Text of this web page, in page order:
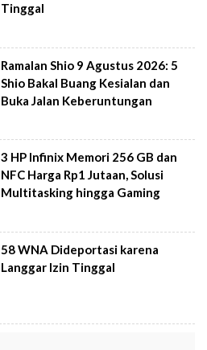
Tinggal
Ramalan Shio 9 Agustus 2026: 5
Shio Bakal Buang Kesialan dan
Buka Jalan Keberuntungan
3 HP Infinix Memori 256 GB dan
NFC Harga Rp1 Jutaan, Solusi
Multitasking hingga Gaming
58 WNA Dideportasi karena
Langgar Izin Tinggal